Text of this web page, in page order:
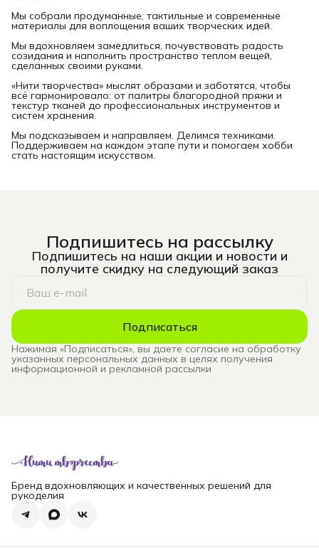
Мы собрали продуманные, тактильные и современные
материалы для воплощения ваших творческих идей.
Мы вдохновляем замедлиться, почувствовать радость
созидания и наполнить пространство теплом вещей,
сделанных своими руками.
«Нити творчества» мыслят образами и заботятся, чтобы
всё гармонировало: от палитры благородной пряжи и
текстур тканей до профессиональных инструментов и
систем хранения.
Мы подсказываем и направляем. Делимся техниками.
Поддерживаем на каждом этапе пути и помогаем хобби
стать настоящим искусством.
Подпишитесь на рассылку
Подпишитесь на наши акции и новости и
получите скидку на следующий заказ
Подписаться
Нажимая «Подписаться», вы даете согласие на обработку
указанных персональных данных в целях получения
информационной и рекламной рассылки
Бренд вдохновляющих и качественных решений для
рукоделия